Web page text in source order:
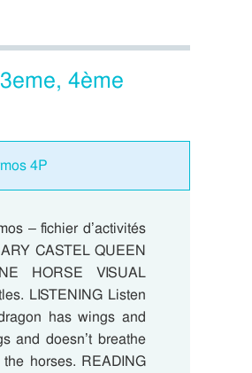
4ème
4P
– fichier d’activités
CASTEL QUEEN
HORSE VISUAL
LISTENING Listen
has wings and
and doesn’t breathe
horses. READING